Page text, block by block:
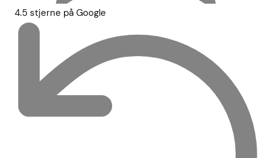
4.5 stjerne på Google